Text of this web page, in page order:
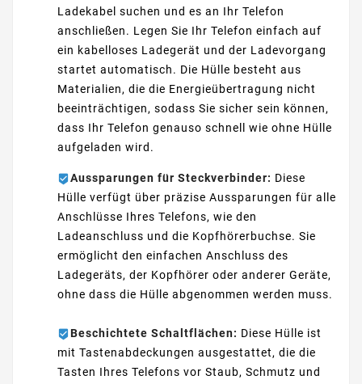
Ladekabel suchen und es an Ihr Telefon
anschließen. Legen Sie Ihr Telefon einfach auf
ein kabelloses Ladegerät und der Ladevorgang
startet automatisch. Die Hülle besteht aus
Materialien, die die Energieübertragung nicht
beeinträchtigen, sodass Sie sicher sein können,
dass Ihr Telefon genauso schnell wie ohne Hülle
aufgeladen wird.
Aussparungen für Steckverbinder: Diese
Hülle verfügt über präzise Aussparungen für alle
Anschlüsse Ihres Telefons, wie den
Ladeanschluss und die Kopfhörerbuchse. Sie
ermöglicht den einfachen Anschluss des
Ladegeräts, der Kopfhörer oder anderer Geräte,
ohne dass die Hülle abgenommen werden muss.
Beschichtete Schaltflächen: Diese Hülle ist
mit Tastenabdeckungen ausgestattet, die die
Tasten Ihres Telefons vor Staub, Schmutz und